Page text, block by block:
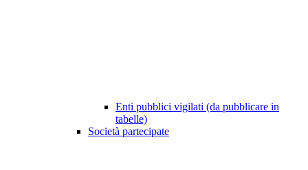
Enti pubblici vigilati (da pubblicare in
tabelle)
Società partecipate